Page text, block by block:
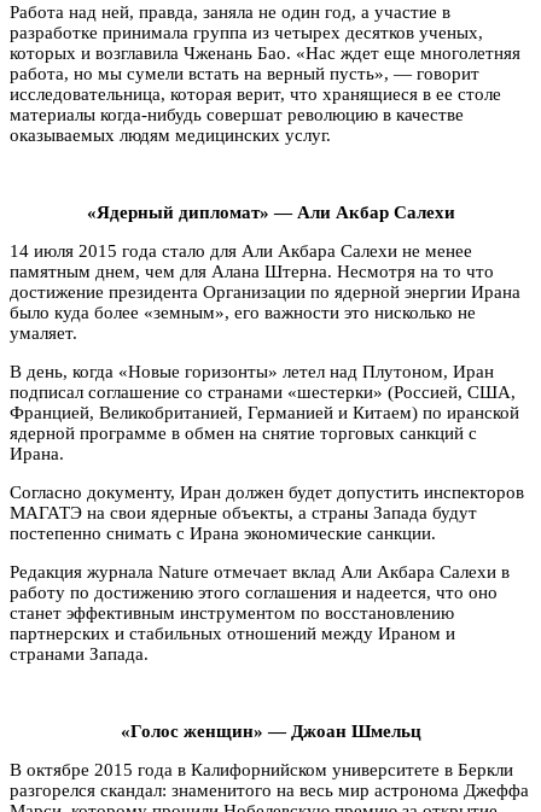
Работа над ней, правда, заняла не один год, а участие в
разработке принимала группа из четырех десятков ученых,
которых и возглавила Чженань Бао. «Нас ждет еще многолетняя
работа, но мы сумели встать на верный пусть», — говорит
исследовательница, которая верит, что хранящиеся в ее столе
материалы когда-нибудь совершат революцию в качестве
оказываемых людям медицинских услуг.
«Ядерный дипломат» — Али Акбар Салехи
14 июля 2015 года стало для Али Акбара Салехи не менее
памятным днем, чем для Алана Штерна. Несмотря на то что
достижение президента Организации по ядерной энергии Ирана
было куда более «земным», его важности это нисколько не
умаляет.
В день, когда «Новые горизонты» летел над Плутоном, Иран
подписал соглашение со странами «шестерки» (Россией, США,
Францией, Великобританией, Германией и Китаем) по иранской
ядерной программе в обмен на снятие торговых санкций с
Ирана.
Согласно документу, Иран должен будет допустить инспекторов
МАГАТЭ на свои ядерные объекты, а страны Запада будут
постепенно снимать с Ирана экономические санкции.
Редакция журнала Nature отмечает вклад Али Акбара Салехи в
работу по достижению этого соглашения и надеется, что оно
станет эффективным инструментом по восстановлению
партнерских и стабильных отношений между Ираном и
странами Запада.
«Голос женщин» — Джоан Шмельц
В октябре 2015 года в Калифорнийском университете в Беркли
разгорелся скандал: знаменитого на весь мир астронома Джеффа